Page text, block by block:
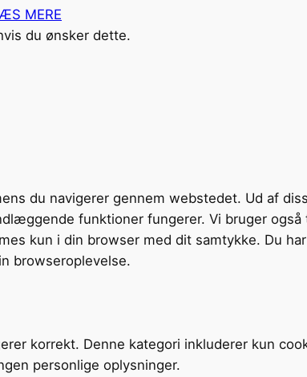
MERE
du ønsker dette.
du navigerer gennem webstedet. Ud af
funktioner fungerer. Vi bruger
kun i din browser med dit samtykke. Du
browseroplevelse.
korrekt. Denne kategori inkluderer kun
personlige oplysninger.